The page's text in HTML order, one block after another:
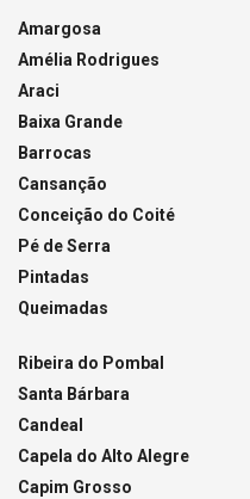
Amargosa
Amélia Rodrigues
Araci
Baixa Grande
Barrocas
Cansanção
Conceição do Coité
Pé de Serra
Pintadas
Queimadas
Ribeira do Pombal
Santa Bárbara
Candeal
Capela do Alto Alegre
Capim Grosso